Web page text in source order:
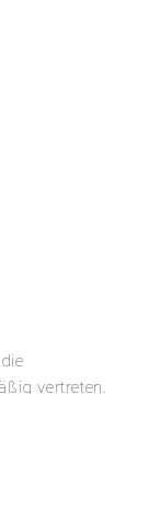
vertreten.